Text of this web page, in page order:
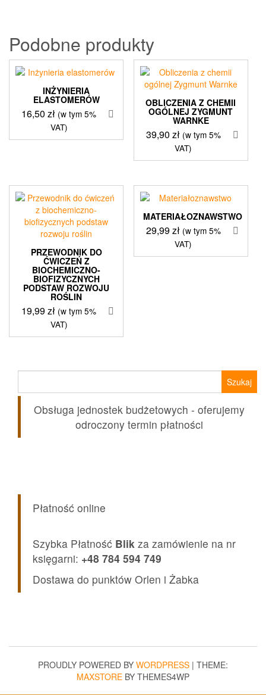
Podobne produkty
INŻYNIERIA
ELASTOMERÓW
16,50zł (w tym 5%
VAT)
OBLICZENIA Z CHEMII
OGÓLNEJ ZYGMUNT
WARNKE
39,90 zł (w tym 5%
VAT)
PRZEWODNIK DO
ĆWICZEŃ Z
BIOCHEMICZNO-
BIOFIZYCZNYCH
PODSTAW ROZWOJU
ROŚLIN
19,99zł (w tym 5%
VAT)
MATERIAŁOZNAWSTWO
29,99zł (w tym 5%
VAT)
Obsługa jednostek budżetowych - oferujemy
odroczony termin płatności
Płatność online
Szybka Płatność Blik za zamówienie na nr
księgarni: +48 784 594 749
Dostawa do punktów Orlen i Żabka
PROUDLY POWERED BY WORDPRESS | THEME:
MAXSTORE BY THEMES4WP